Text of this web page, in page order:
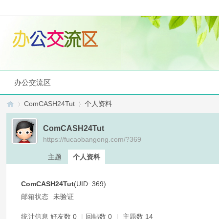
办公交流区
办›
ComCASH24Tut 个人资料
ComCASH24Tut
https://fucaobangong.com/?369
主题 个人资料
ComCASH24Tut(UID: 369)
邮箱状态
未验证
统计信息 好友数 0 | 回帖数 0 | 主题数 14